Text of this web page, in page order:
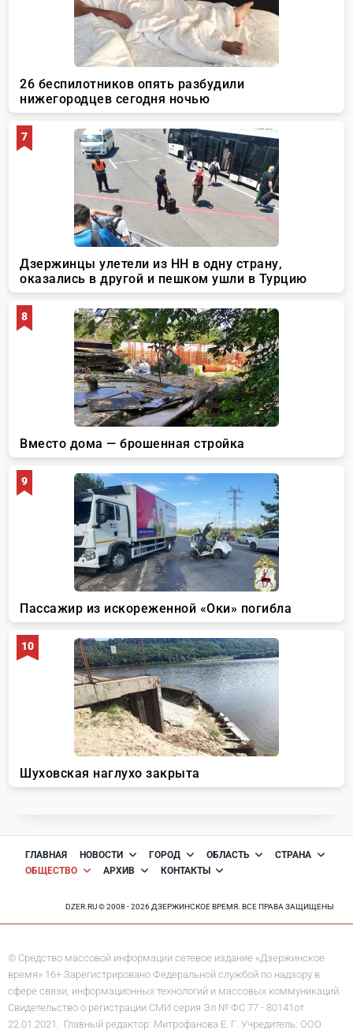
ГЛАВНАЯ НОВОСТИ ГОРОД ОБЛАСТЬ
СТРАНА
ОБЩЕСТВО
АРХИВ КОНТАКТЫ
DZER.RU © 2008 - 2026 ДЗЕРЖИНСКОЕ ВРЕМЯ. ВСЕ ПРАВА ЗАЩИЩЕНЫ
© Средство массовой информации сетевое издание «Дзержинское
время» 16+ Зарегистрировано Федеральной службой по надзору в
сфере связи, информационных технологий и массовых коммуникаций.
Свидетельство о регистрации СМИ серия Эл № ФС 77 - 80141от
22.01.2021. Главный редактор: Митрофанова Е. Г. Учредитель: ООО